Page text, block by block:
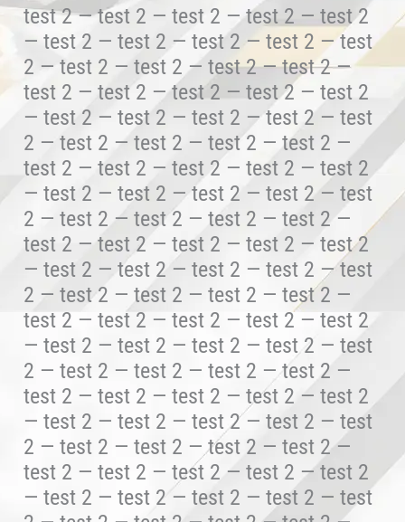
test 2 — test 2 — test 2 — test 2 — test 2
— test 2 — test 2 — test 2 — test 2 — test
2 — test 2 — test 2 — test 2 — test 2 —
test 2 — test 2 — test 2 — test 2 — test 2
— test 2 — test 2 — test 2 — test 2 — test
2 — test 2 — test 2 — test 2 — test 2 —
test 2 — test 2 — test 2 — test 2 — test 2
— test 2 — test 2 — test 2 — test 2 — test
2 — test 2 — test 2 — test 2 — test 2 —
test 2 — test 2 — test 2 — test 2 — test 2
— test 2 — test 2 — test 2 — test 2 — test
2 — test 2 — test 2 — test 2 — test 2 —
test 2 — test 2 — test 2 — test 2 — test 2
— test 2 — test 2 — test 2 — test 2 — test
2 — test 2 — test 2 — test 2 — test 2 —
test 2 — test 2 — test 2 — test 2 — test 2
— test 2 — test 2 — test 2 — test 2 — test
2 — test 2 — test 2 — test 2 — test 2 —
test 2 — test 2 — test 2 — test 2 — test 2
— test 2 — test 2 — test 2 — test 2 — test